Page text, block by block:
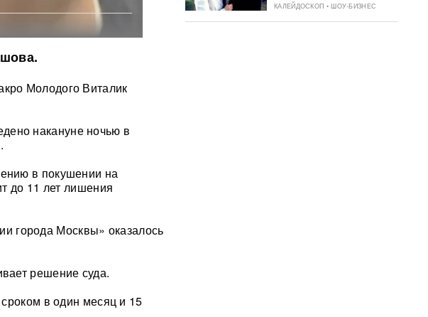
Молодого Виталик
накануне ночью в
в покушении на
до 11 лет лишения
города Москвы» оказалось
решение суда.
в один месяц и 15
КАЛЕЙДОСКОП • ШОУ-БИЗНЕС